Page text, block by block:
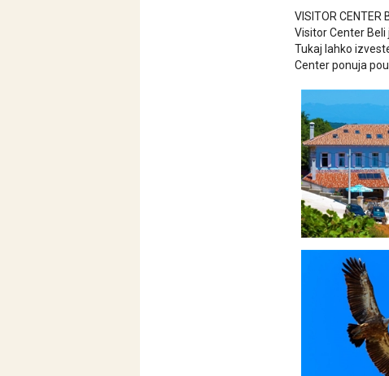
VISITOR CENTER
Visitor Center
Tukaj lahko
Center ponuja